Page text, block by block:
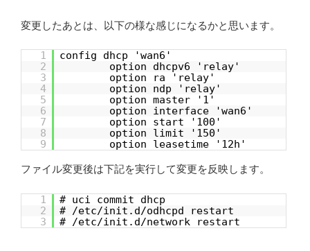
変更したあとは、以下の様な感じになるかと思います。
1
config dhcp 'wan6'
2
option dhcpv6 'relay'
3
option ra 'relay'
4
option ndp 'relay'
5
option master '1'
6
option interface 'wan6'
7
option start '100'
8
option limit '150'
9
option leasetime '12h'
ファイル変更後は下記を実行して変更を反映します。
1
# uci commit dhcp
2
# /etc/init.d/odhcpd restart
3
# /etc/init.d/network restart